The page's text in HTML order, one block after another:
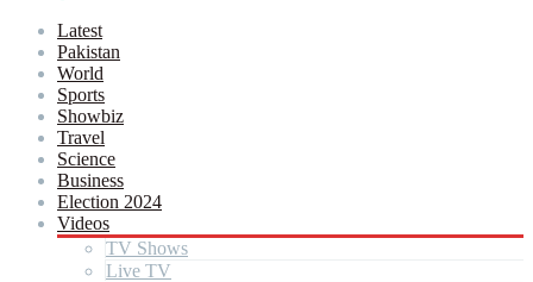
Latest
Pakistan
World
Sports
Showbiz
Travel
Science
Business
Election 2024
Videos
TV Shows
Live TV